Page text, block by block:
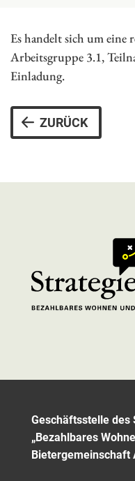
Es handelt sich um eine
Arbeitsgruppe 3.1,
Einladung.
ZURÜCK
Geschäftsstelle des
„Bezahlbares
Bietergemeinschaft